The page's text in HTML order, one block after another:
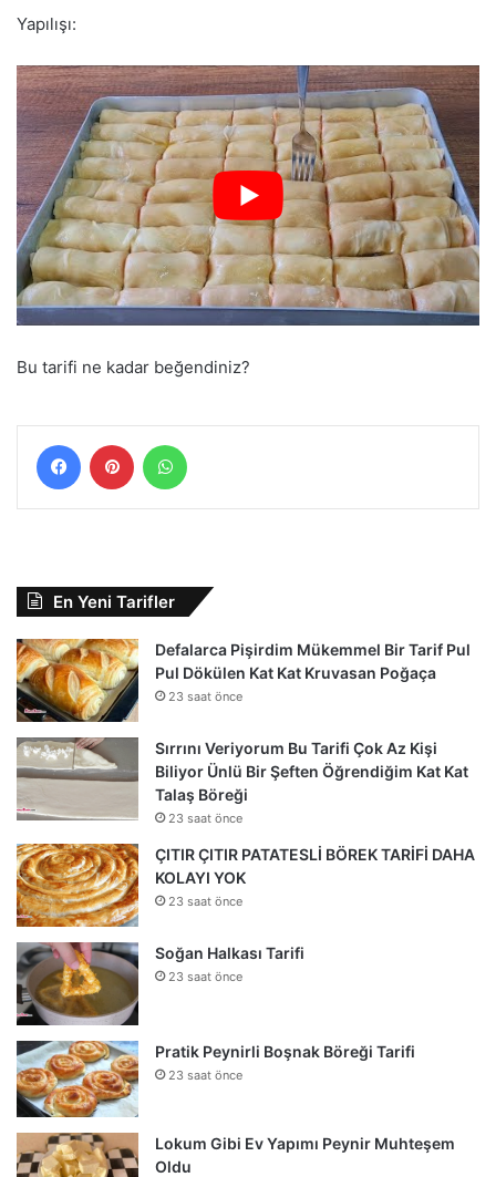
Yapılışı:
Bu tarifi ne kadar beğendiniz?
FacebookPinterest
En Yeni Tarifler
Defalarca Pişirdim Mükemmel Bir Tarif Pul
Pul Dökülen Kat Kat Kruvasan Poğaça
23 saat önce
Sırrını Veriyorum Bu Tarifi Çok Az Kişi
Biliyor Ünlü Bir Şeften Öğrendiğim Kat Kat
Talaş Böreği
23 saat önce
ÇITIR ÇITIR PATATESLİ BÖREK TARİFİ DAHA
KOLAYI YOK
23 saat önce
Soğan Halkası Tarifi
23 saat önce
Pratik Peynirli Boşnak Böreği Tarifi
23 saat önce
Lokum Gibi Ev Yapımı Peynir Muhteşem
Oldu